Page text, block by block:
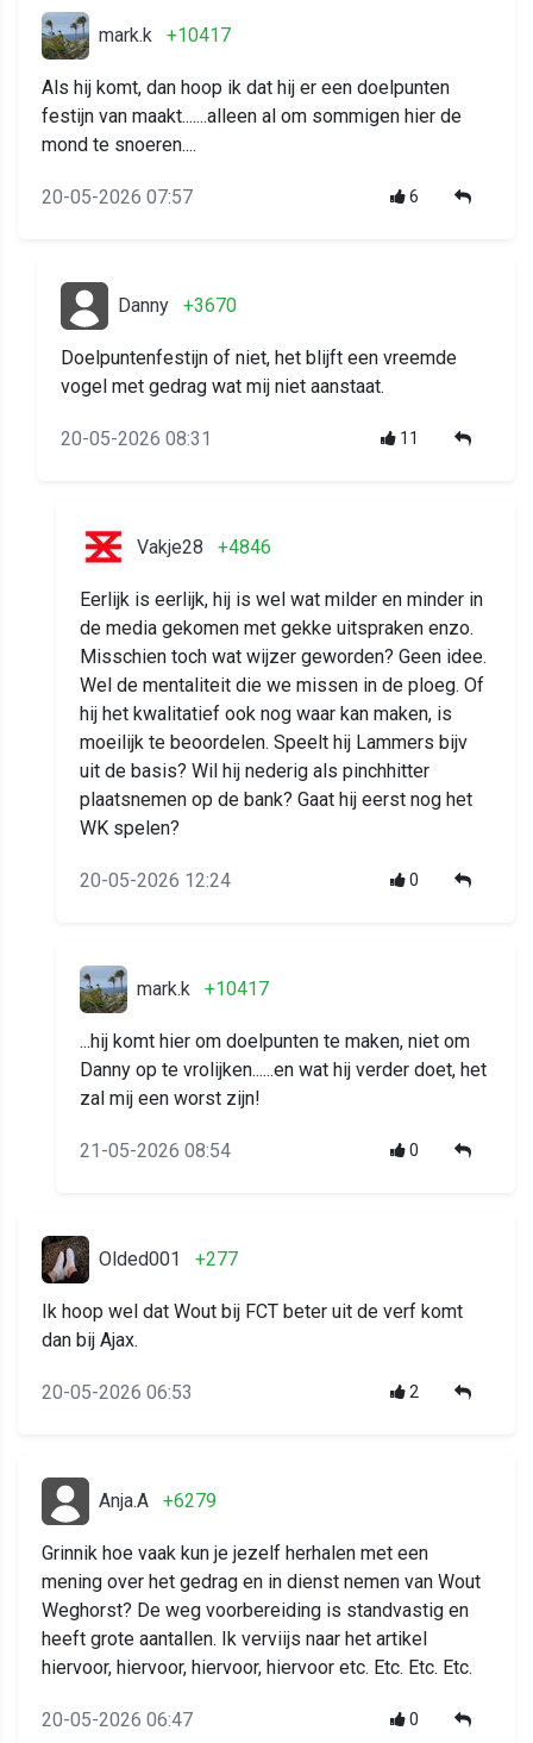
mark.k +10417
Als hij komt, dan hoop ik dat hij er een doelpunten
festijn van maakt.......alleen al om sommigen hier de
mond te snoeren....
20-05-2026 07:57 6
Danny +3670
Doelpuntenfestijn of niet, het blijft een vreemde
vogel met gedrag wat mij niet aanstaat.
20-05-2026 08:31 11
Vakje28 +4846
Eerlijk is eerlijk, hij is wel wat milder en minder in
de media gekomen met gekke uitspraken enzo.
Misschien toch wat wijzer geworden? Geen idee.
Wel de mentaliteit die we missen in de ploeg. Of
hij het kwalitatief ook nog waar kan maken, is
moeilijk te beoordelen. Speelt hij Lammers bijv
uit de basis? Wil hij nederig als pinchhitter
plaatsnemen op de bank? Gaat hij eerst nog het
WK spelen?
20-05-2026 12:24 0
mark.k +10417
...hij komt hier om doelpunten te maken, niet om
Danny op te vrolijken......en wat hij verder doet, het
zal mij een worst zijn!
21-05-2026 08:54 0
Olded001 +277
Ik hoop wel dat Wout bij FCT beter uit de verf komt
dan bij Ajax.
20-05-2026 06:53 2
Anja.A +6279
Grinnik hoe vaak kun je jezelf herhalen met een
mening over het gedrag en in dienst nemen van Wout
Weghorst? De weg voorbereiding is standvastig en
heeft grote aantallen. Ik verviijs naar het artikel
hiervoor, hiervoor, hiervoor, hiervoor etc. Etc. Etc. Etc.
20-05-2026 06:47 0